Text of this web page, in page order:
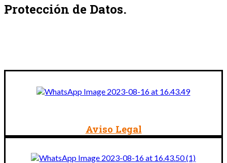
Protección de Datos.
Aviso Legal